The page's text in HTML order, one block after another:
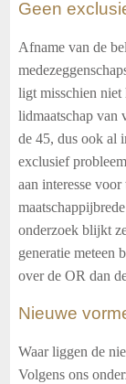
Geen
Afname van de
ligt misschien niet
lidmaatschap van
de 45, dus ook al
exclusief
aan interesse
onderzoek blijkt
generatie meteen
over de OR dan
Nieuwe
Waar liggen de
Volgens ons